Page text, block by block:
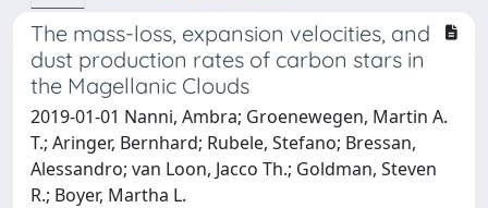
The mass-loss, expansion velocities, and
dust production rates of carbon stars in
the Magellanic Clouds
2019-01-01 Nanni, Ambra; Groenewegen, Martin A.
T.; Aringer, Bernhard; Rubele, Stefano; Bressan,
Alessandro; van Loon, Jacco Th.; Goldman, Steven
R.; Boyer, Martha L.